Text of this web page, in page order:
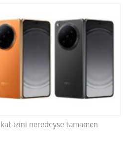
izini neredeyse tamamen